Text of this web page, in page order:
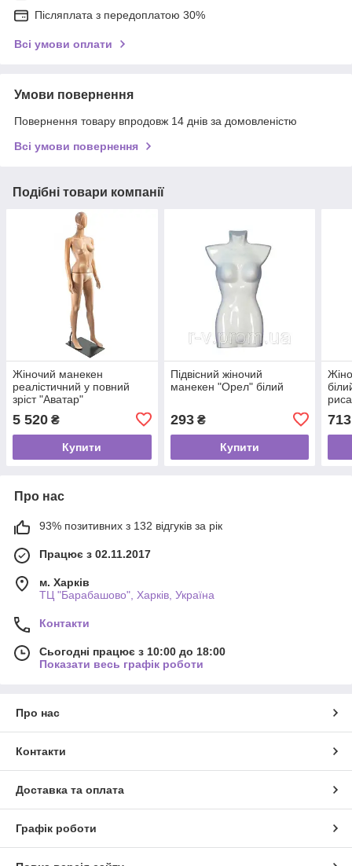
Післяплата з передоплатою 30%
Всі умови оплати
Умови повернення
Повернення товару впродовж 14 днів за домовленістю
Всі умови повернення
Подібні товари компанії
Жіночий манекен
реалістичний у повний
зріст "Аватар"
5 520 ₴
Купити
Підвісний жіночий
манекен "Орел" білий
293₴
Купити
713
Про нас
93% позитивних з 132 відгуків за рік
Працює з 02.11.2017
м. Харків
ТЦ "Барабашово", Харків, Україна
Контакти
Сьогодні працює з 10:00 до 18:00
Показати весь графік роботи
Про нас
Контакти
Доставка та оплата
Графік роботи